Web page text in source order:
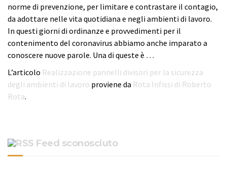
norme di prevenzione, per limitare e contrastare il contagio,
da adottare nelle vita quotidiana e negli ambienti di lavoro.
In questi giorni di ordinanze e provvedimenti per il
contenimento del coronavirus abbiamo anche imparato a
conoscere nuove parole. Una di queste è …
L’articolo Realizzazione pannelli divisori per la sicurezza
degli ambienti di lavoro proviene da Rota Infissi di Roberto
Rota.
Feed sconosciuto